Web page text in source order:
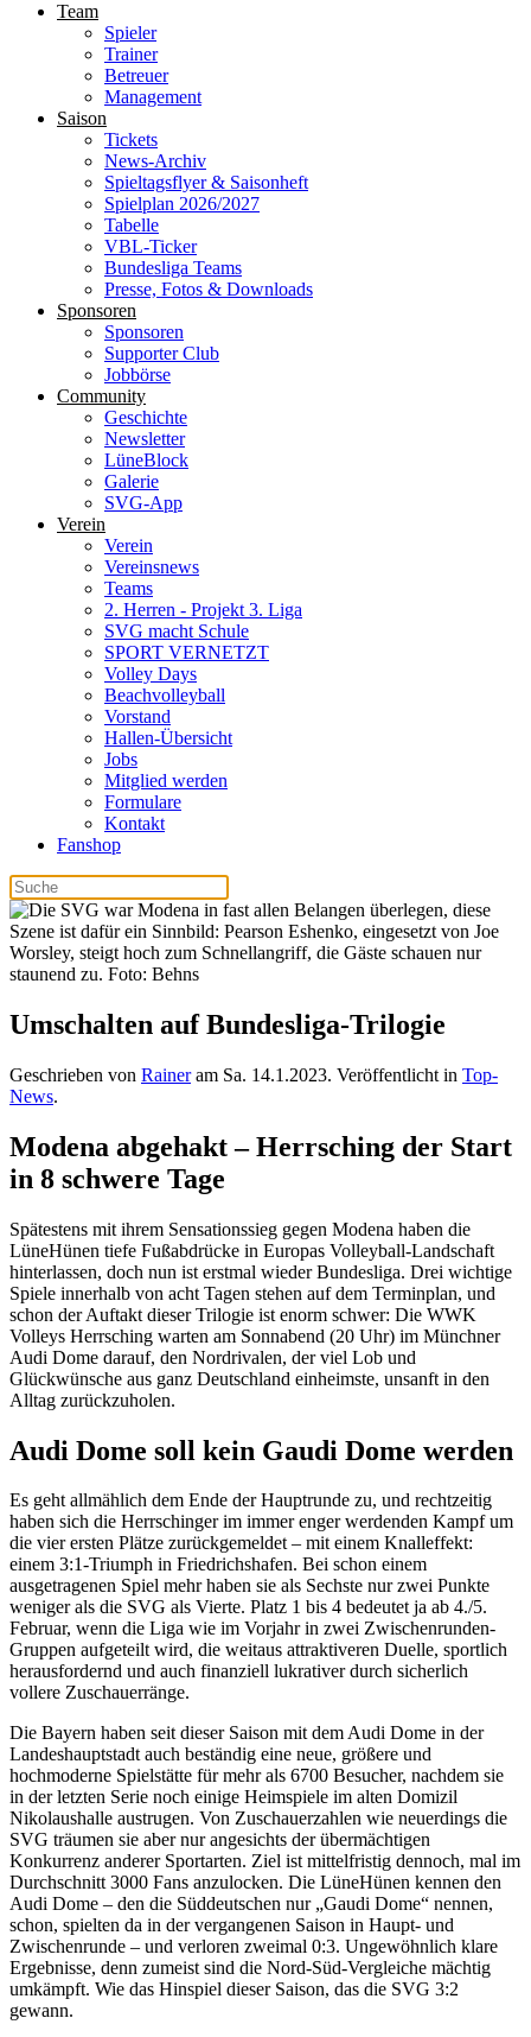
Team
Spieler
Trainer
Betreuer
Management
Saison
Tickets
News-Archiv
Spieltagsflyer & Saisonheft
Spielplan 2026/2027
Tabelle
VBL-Ticker
Bundesliga Teams
Presse, Fotos & Downloads
Sponsoren
Sponsoren
Supporter Club
Jobbörse
Community
Geschichte
Newsletter
LüneBlock
Galerie
SVG-App
Verein
Verein
Vereinsnews
Teams
2. Herren - Projekt 3. Liga
SVG macht Schule
SPORT VERNETZT
Volley Days
Beachvolleyball
Vorstand
Hallen-Übersicht
Jobs
Mitglied werden
Formulare
Kontakt
Fanshop
Umschalten auf Bundesliga-Trilogie
Geschrieben von Raineram Sa. 14.1.2023. Veröffentlicht in Top-
News.
Modena abgehakt – Herrsching der Start
in 8 schwere Tage
Spätestens mit ihrem Sensationssieg gegen Modena haben die
LüneHünen tiefe Fußabdrücke in Europas Volleyball-Landschaft
hinterlassen, doch nun ist erstmal wieder Bundesliga. Drei wichtige
Spiele innerhalb von acht Tagen stehen auf dem Terminplan, und
schon der Auftakt dieser Trilogie ist enorm schwer: Die WWK
Volleys Herrsching warten am Sonnabend (20 Uhr) im Münchner
Audi Dome darauf, den Nordrivalen, der viel Lob und
Glückwünsche aus ganz Deutschland einheimste, unsanft in den
Alltag zurückzuholen.
Audi Dome soll kein Gaudi Dome werden
Es geht allmählich dem Ende der Hauptrunde zu, und rechtzeitig
haben sich die Herrschinger im immer enger werdenden Kampf um
die vier ersten Plätze zurückgemeldet – mit einem Knalleffekt:
einem 3:1-Triumph in Friedrichshafen. Bei schon einem
ausgetragenen Spiel mehr haben sie als Sechste nur zwei Punkte
weniger als die SVG als Vierte. Platz 1 bis 4 bedeutet ja ab 4./5.
Februar, wenn die Liga wie im Vorjahr in zwei Zwischenrunden-
Gruppen aufgeteilt wird, die weitaus attraktiveren Duelle, sportlich
herausfordernd und auch finanziell lukrativer durch sicherlich
vollere Zuschauerränge.
Die Bayern haben seit dieser Saison mit dem Audi Dome in der
Landeshauptstadt auch beständig eine neue, größere und
hochmoderne Spielstätte für mehr als 6700 Besucher, nachdem sie
in der letzten Serie noch einige Heimspiele im alten Domizil
Nikolaushalle austrugen. Von Zuschauerzahlen wie neuerdings die
SVG träumen sie aber nur angesichts der übermächtigen
Konkurrenz anderer Sportarten. Ziel ist mittelfristig dennoch, mal im
Durchschnitt 3000 Fans anzulocken. Die LüneHünen kennen den
Audi Dome – den die Süddeutschen nur „Gaudi Dome“ nennen,
schon, spielten da in der vergangenen Saison in Haupt- und
Zwischenrunde – und verloren zweimal 0:3. Ungewöhnlich klare
Ergebnisse, denn zumeist sind die Nord-Süd-Vergleiche mächtig
umkämpft. Wie das Hinspiel dieser Saison, das die SVG 3:2
gewann.